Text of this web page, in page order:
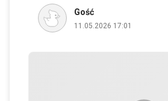
Gość
11.05.2026 17:01